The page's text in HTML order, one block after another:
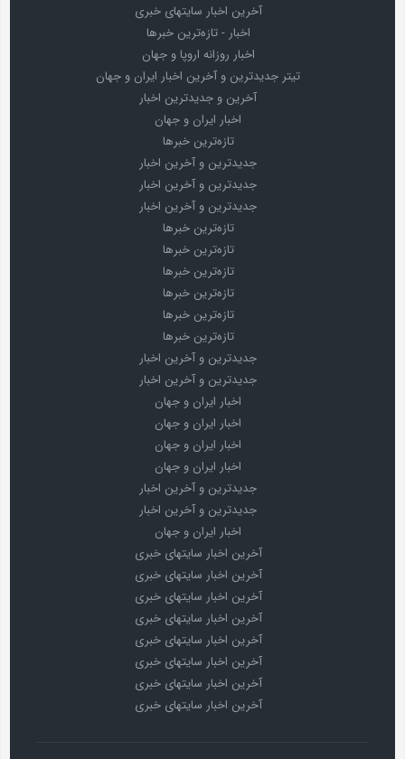
آخرین اخبار سایتهای خبری
اخبار - تازه‌ترین خبرها
اخبار روزانه اروپا و جهان
تیتر جدیدترین و آخرین اخبار ایران و جهان
آخرین و جدیدترین اخبار
اخبار ایران و جهان
تازه‌ترین خبرها
جدیدترین و آخرین اخبار
جدیدترین و آخرین اخبار
جدیدترین و آخرین اخبار
تازه‌ترین خبرها
تازه‌ترین خبرها
تازه‌ترین خبرها
تازه‌ترین خبرها
تازه‌ترین خبرها
تازه‌ترین خبرها
جدیدترین و آخرین اخبار
جدیدترین و آخرین اخبار
اخبار ایران و جهان
اخبار ایران و جهان
اخبار ایران و جهان
اخبار ایران و جهان
جدیدترین و آخرین اخبار
جدیدترین و آخرین اخبار
اخبار ایران و جهان
آخرین اخبار سایتهای خبری
آخرین اخبار سایتهای خبری
آخرین اخبار سایتهای خبری
آخرین اخبار سایتهای خبری
آخرین اخبار سایتهای خبری
آخرین اخبار سایتهای خبری
آخرین اخبار سایتهای خبری
آخرین اخبار سایتهای خبری